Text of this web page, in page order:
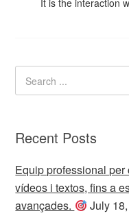
It is the interaction
Recent Posts
Equip professional
vídeos i textos, fins a
avançades.
July